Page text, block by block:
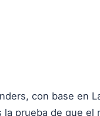
con base en
la prueba de que